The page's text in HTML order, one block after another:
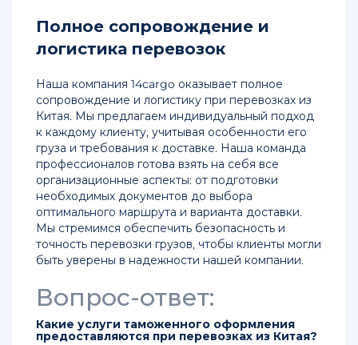
Полное сопровождение и
логистика перевозок
Наша компания 14cargo оказывает полное
сопровождение и логистику при перевозках из
Китая. Мы предлагаем индивидуальный подход
к каждому клиенту, учитывая особенности его
груза и требования к доставке. Наша команда
профессионалов готова взять на себя все
организационные аспекты: от подготовки
необходимых документов до выбора
оптимального маршрута и варианта доставки.
Мы стремимся обеспечить безопасность и
точность перевозки грузов, чтобы клиенты могли
быть уверены в надежности нашей компании.
Вопрос-ответ:
Какие услуги таможенного оформления
предоставляются при перевозках из Китая?